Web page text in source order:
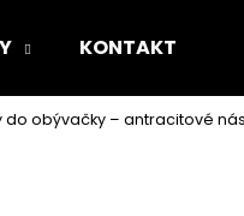
KONTAKT
obývačky – antracitové
Čo potrebujete